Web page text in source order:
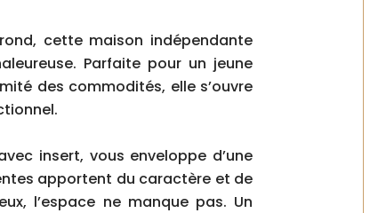
cette maison indépendante
Parfaite pour un jeune
des commodités, elle s’ouvre
insert, vous enveloppe d’une
apportent du caractère et de
l’espace ne manque pas. Un